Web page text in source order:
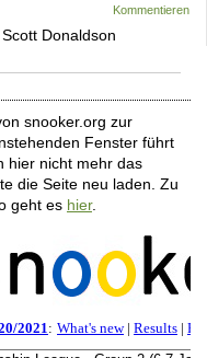
Kommentieren
Donaldson
snooker.org zur
Fenster führt
hier nicht mehr das
die Seite neu laden. Zu
geht es hier.